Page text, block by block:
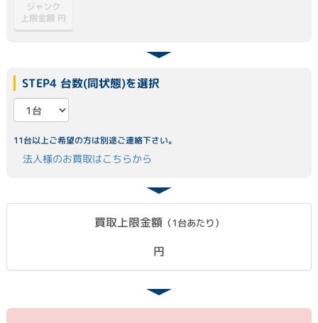
ジャンク
上限金額 円
STEP4 台数(同状態)を選択
11台以上ご希望の方は別途ご連絡下さい。
法人様のお買取はこちらから
買取上限金額 （1台あたり）
円